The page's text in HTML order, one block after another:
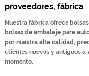
proveedores, fábrica
Nuestra fábrica ofrece
bolsas de embalaje para
por nuestra alta calidad,
clientes nuevos y antiguos a
momento.